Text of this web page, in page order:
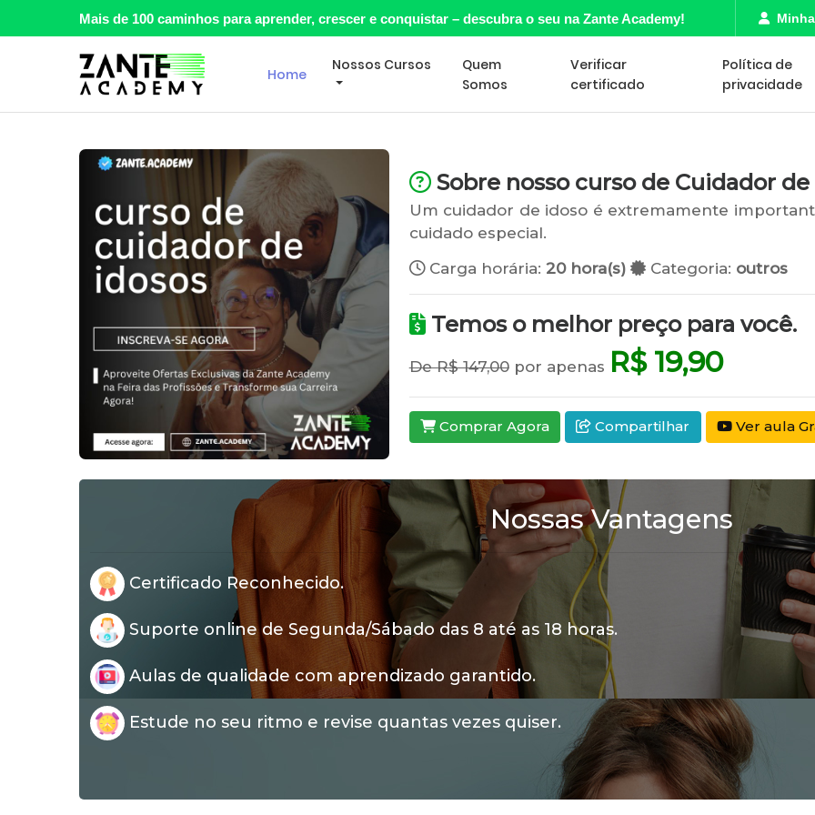
Mais de 100 caminhos para aprender, crescer e conquistar – descubra o seu na Zante Academy!
Home
Nossos Cursos
Quem
Somos
Verificar
certificado
Política de
privacidade
Sobre nosso curso de Cuidador de
Um cuidador de idoso é extremamente
cuidado especial.
Carga horária: 20 hora(s) Categoria: outros
Temos o melhor preço para você.
De R$ 147,00 por apenas R$ 19,90
Comprar Agora Compartilhar Ver aula
Nossas Vantagens
Certificado Reconhecido.
Suporte online de Segunda/Sábado das 8 até as 18 horas.
Aulas de qualidade com aprendizado garantido.
Estude no seu ritmo e revise quantas vezes quiser.